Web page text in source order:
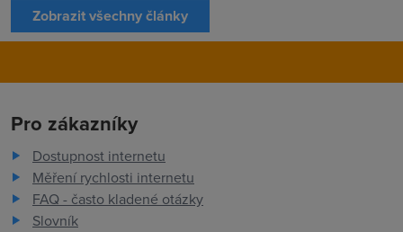
Zobrazit všechny články
Pro zákazníky
Dostupnost internetu
Měření rychlosti internetu
FAQ - často kladené otázky
Slovník